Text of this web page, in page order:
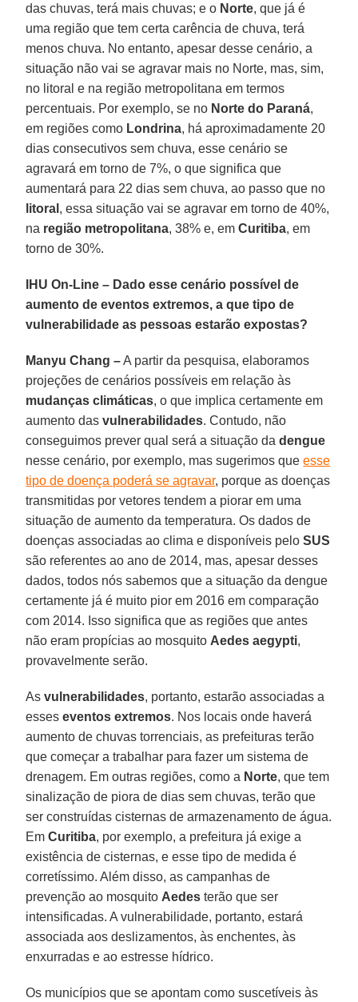
das chuvas, terá mais chuvas; e o Norte, que já é
uma região que tem certa carência de chuva, terá
menos chuva. No entanto, apesar desse cenário, a
situação não vai se agravar mais no Norte, mas, sim,
no litoral e na região metropolitana em termos
percentuais. Por exemplo, se no Norte do Paraná,
em regiões como Londrina, há aproximadamente 20
dias consecutivos sem chuva, esse cenário se
agravará em torno de 7%, o que significa que
aumentará para 22 dias sem chuva, ao passo que no
litoral , essa situação vai se agravar em torno de 40%,
na região metropolitana, 38% e, emCuritiba, em
torno de 30%.
IHU On-Line – Dado esse cenário possível de
aumento de eventos extremos, a que tipo de
vulnerabilidade as pessoas estarão expostas?
Manyu Chang –A partir da pesquisa, elaboramos
projeções de cenários possíveis em relação às
mudanças climáticas, o que implica certamente em
aumento dasvulnerabilidades. Contudo, não
conseguimos prever qual será a situação dadengue
nesse cenário, por exemplo, mas sugerimos queesse
tipo de doença poderá se agravar, porque as doenças
transmitidas por vetores tendem a piorar em uma
situação de aumento da temperatura. Os dados de
doenças associadas ao clima e disponíveis peloSUS
são referentes ao ano de 2014, mas, apesar desses
dados, todos nós sabemos que a situação da dengue
certamente já é muito pior em 2016 em comparação
com 2014. Isso significa que as regiões que antes
não eram propícias ao mosquito Aedes aegypti,
provavelmente serão.
Asvulnerabilidades, portanto, estarão associadas a
esseseventos extremos. Nos locais onde haverá
aumento de chuvas torrenciais, as prefeituras terão
que começar a trabalhar para fazer um sistema de
drenagem. Em outras regiões, como a Norte, que tem
sinalização de piora de dias sem chuvas, terão que
ser construídas cisternas de armazenamento de água.
EmCuritiba, por exemplo, a prefeitura já exige a
existência de cisternas, e esse tipo de medida é
corretíssimo. Além disso, as campanhas de
prevenção ao mosquito Aedes terão que ser
intensificadas. A vulnerabilidade, portanto, estará
associada aos deslizamentos, às enchentes, às
enxurradas e ao estresse hídrico.
Os municípios que se apontam como suscetíveis às